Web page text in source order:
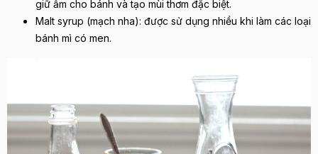
giữ ẩm cho bánh và tạo mùi thơm đặc biệt.
Malt syrup (mạch nha): được sử dụng nhiều khi làm các loại
bánh mì có men.